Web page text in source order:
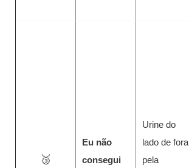
🥉
Eu não
consegui
Urine do
lado de fora
pela